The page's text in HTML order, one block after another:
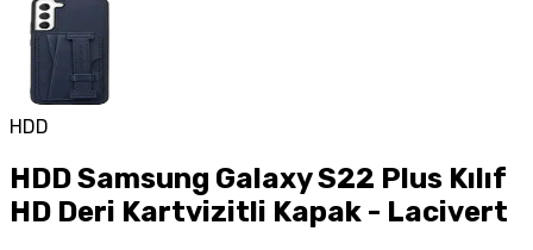
HDD
HDD Samsung Galaxy S22 Plus Kılıf
HD Deri Kartvizitli Kapak - Lacivert